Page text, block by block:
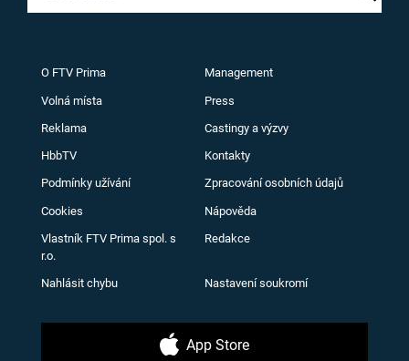
O FTV Prima Management
Volná místa Press
Reklama Castingy a výzvy
HbbTV Kontakty
Podmínky užívání Zpracování osobních údajů
Cookies Nápověda
Vlastník FTV Prima spol. s
r.o.
Redakce
Nahlásit chybu Nastavení soukromí
App Store